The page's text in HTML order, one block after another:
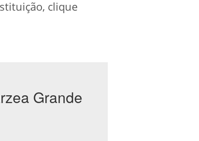
clique
Grande